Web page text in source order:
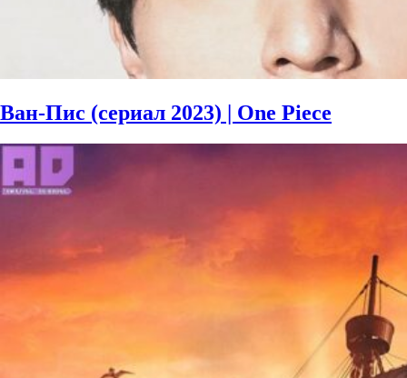
Ван-Пис (сериал 2023) | One Piece